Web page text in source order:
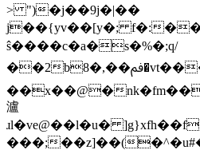
> ")�j��9j�|��
j��{yv��[y�; f�:
ŝ����c�a�s�%�;q/
��2bﰰ��,�8�vt������j>�5�ɵ�
��x��@�
瀘
ɹl�ve@��l�u�
���;��z]��(